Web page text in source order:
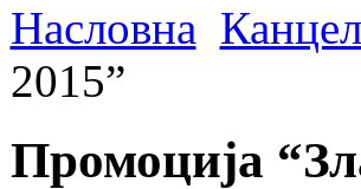
Насловна
2015”
Промоција